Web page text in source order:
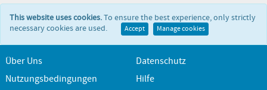
This website uses cookies.To ensure the best experience, only strictly
necessary cookies are used.
Accept Manage cookies
Über Uns
Datenschutz
Nutzungsbedingungen
Hilfe